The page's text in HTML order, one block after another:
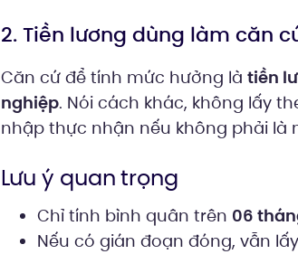
2. Tiền lương dùng làm căn
Căn cứ để tính mức hưởng là tiền
nghiệp. Nói cách khác, không lấy
nhập thực nhận nếu không phải là
Lưu ý quan trọng
Chỉ tính bình quân trên 06
Nếu có gián đoạn đóng, vẫn lấy